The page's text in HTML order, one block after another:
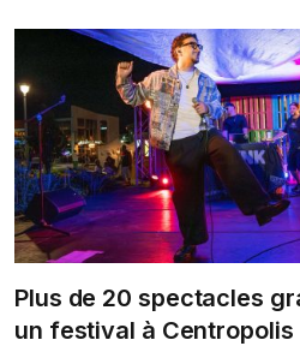
Plus de 20 spectacles
un festival à Centropolis